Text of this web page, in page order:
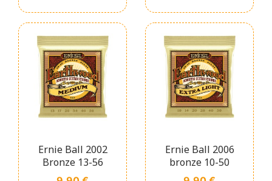
Ernie Ball 2002
Bronze 13-56
Ernie Ball 2006
bronze 10-50